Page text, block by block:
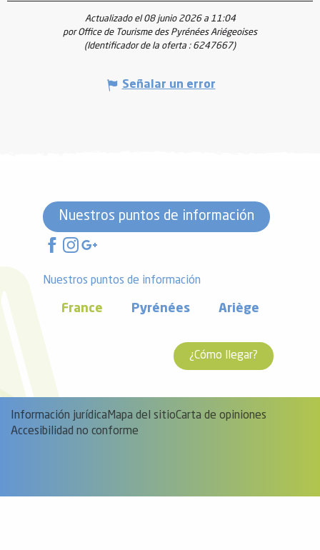
Actualizado el 08 junio 2026 a 11:04
por Office de Tourisme des Pyrénées Ariégeoises
(Identificador de la oferta : 6247667)
Señalar un error
Nuestros puntos de información
Nuestros puntos de información
France Pyrénées Ariège
¿Cómo llegar?
Información jurídicaMapa del sitioCarta de opiniones
Accesibilidad no conforme